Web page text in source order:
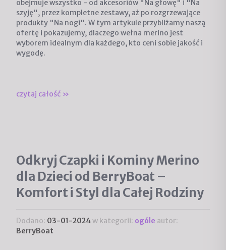
obejmuje wszystko - od akcesoriów "Na głowę" i "Na
szyję", przez kompletne zestawy, aż po rozgrzewające
produkty "Na nogi". W tym artykule przybliżamy naszą
ofertę i pokazujemy, dlaczego wełna merino jest
wyborem idealnym dla każdego, kto ceni sobie jakość i
wygodę.
czytaj całość »
Odkryj Czapki i Kominy Merino
dla Dzieci od BerryBoat –
Komfort i Styl dla Całej Rodziny
Dodano: 03-01-2024w kategorii: ogóle autor:
BerryBoat